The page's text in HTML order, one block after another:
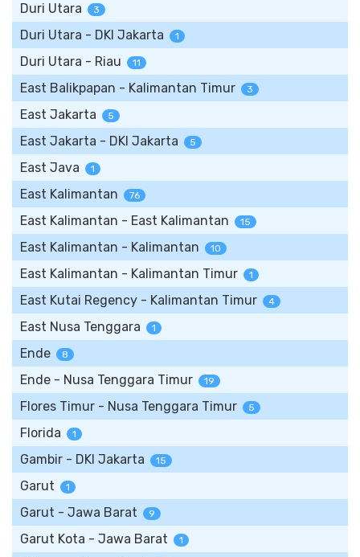
Duri Utara 3
Duri Utara - DKI Jakarta 1
Duri Utara - Riau 11
East Balikpapan - Kalimantan Timur 3
East Jakarta 5
East Jakarta - DKI Jakarta 5
East Java 1
East Kalimantan 76
East Kalimantan - East Kalimantan 15
East Kalimantan - Kalimantan 10
East Kalimantan - Kalimantan Timur 1
East Kutai Regency - Kalimantan Timur 4
East Nusa Tenggara 1
Ende 8
Ende - Nusa Tenggara Timur 19
Flores Timur - Nusa Tenggara Timur 5
Florida 1
Gambir - DKI Jakarta 15
Garut 1
Garut - Jawa Barat 9
Garut Kota - Jawa Barat 1